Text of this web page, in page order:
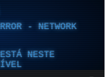
- NETWORK
NESTE